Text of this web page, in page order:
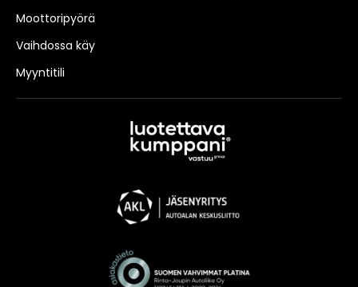
Moottoripyörä
Vaihdossa käy
Myyntitili